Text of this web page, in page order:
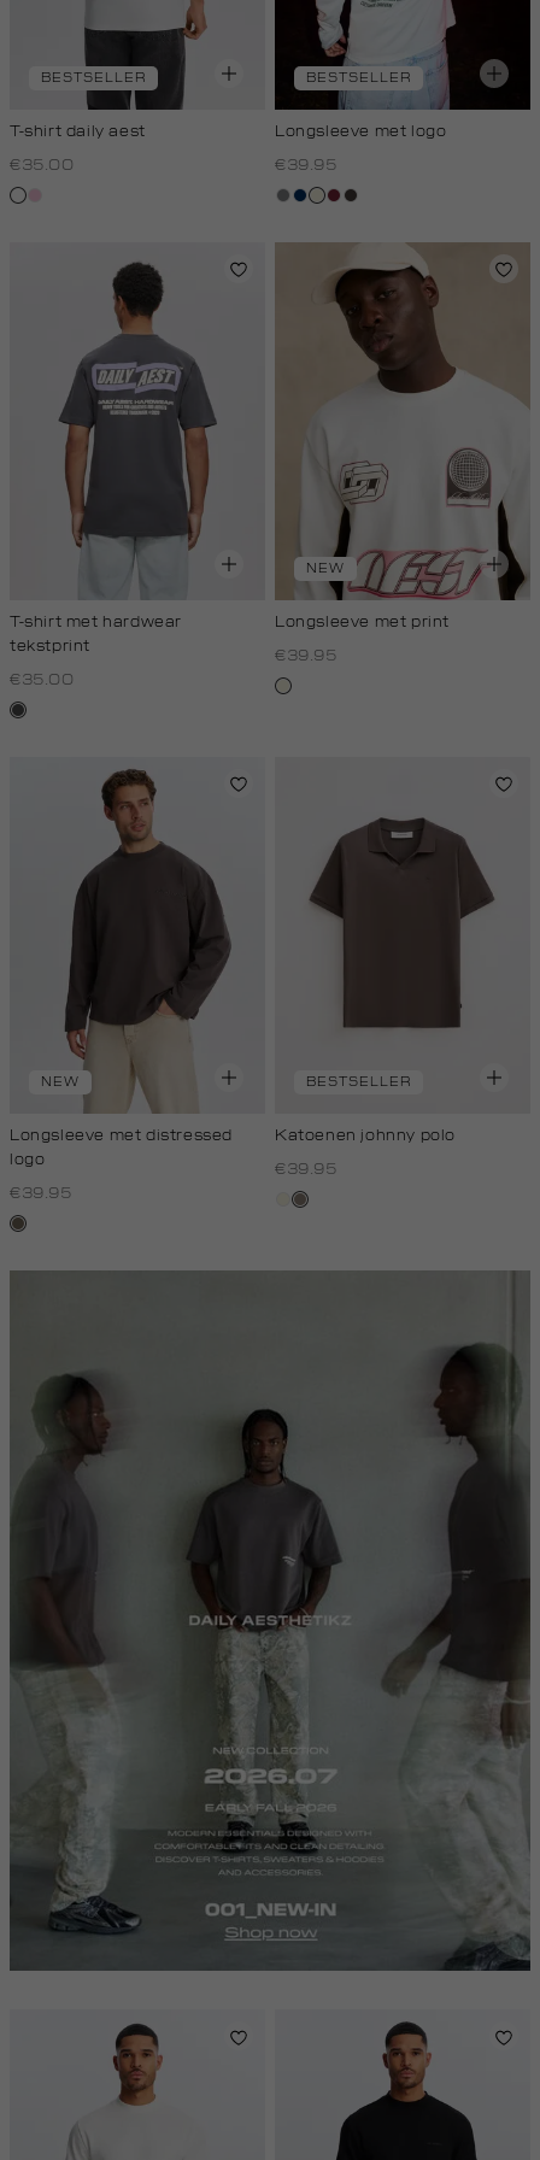
BESTSELLER
T-shirt daily aest
€35.00
wit
BESTSELLER
Longsleeve met logo
€39.95
middengrijs
donkerblauw
wit,
white
bordeaux
choco
T-shirt met hardwear
tekstprint
€35.00
donkergrijs
NEW
Longsleeve met print
€39.95
wit,
NEW
Longsleeve met distressed
logo
€39.95
lichtbruin
BESTSELLER
Katoenen johnny polo
€39.95
wit,klei